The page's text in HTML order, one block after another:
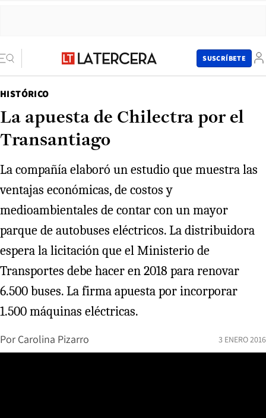
SUSCRÍBETE
HISTÓRICO
La apuesta de Chilectra por el
Transantiago
La compañía elaboró un estudio que muestra las
ventajas económicas, de costos y
medioambientales de contar con un mayor
parque de autobuses eléctricos. La distribuidora
espera la licitación que el Ministerio de
Transportes debe hacer en 2018 para renovar
6.500 buses. La firma apuesta por incorporar
1.500 máquinas eléctricas.
Por Carolina Pizarro 3 ENERO 2016